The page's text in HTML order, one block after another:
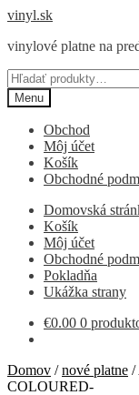
Preskočiť
navigáciu
Preskočiť
obsah
vinyl.sk
vinylové platne na
Hľadať:
Menu
Obchod
Môj účet
Košík
Obchodné
Domovská
Košík
Môj účet
Obchodné
Pokladňa
Ukážka strany
€0.00 0
Domov /nové platne /
COLOURED-